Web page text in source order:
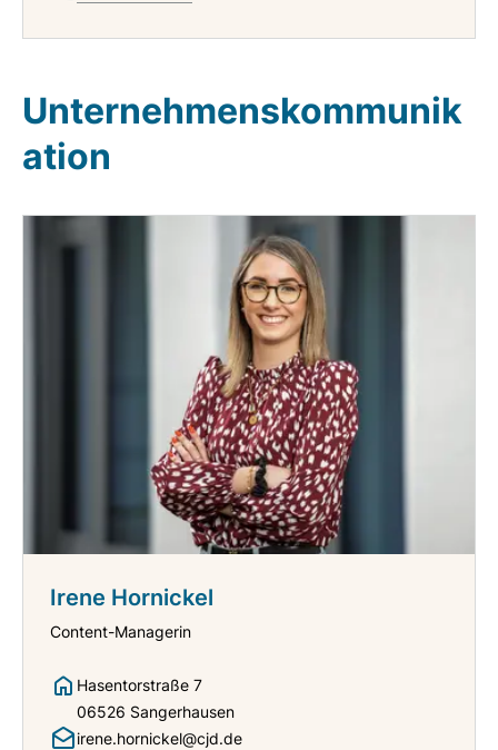
Unternehmenskommunik
ation
Irene Hornickel
Content-Managerin
Hasentorstraße 7
06526 Sangerhausen
irene.hornickel@cjd.de